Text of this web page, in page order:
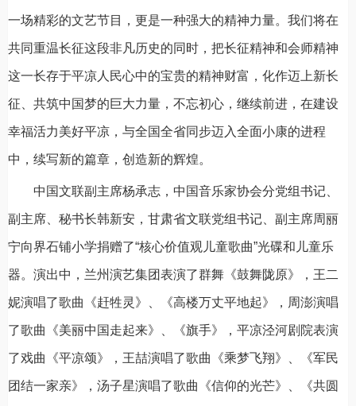
一场精彩的文艺节目，更是一种强大的精神力量。我们将在
共同重温长征这段非凡历史的同时，把长征精神和会师精神
这一长存于平凉人民心中的宝贵的精神财富，化作迈上新长
征、共筑中国梦的巨大力量，不忘初心，继续前进，在建设
幸福活力美好平凉，与全国全省同步迈入全面小康的进程
中，续写新的篇章，创造新的辉煌。
中国文联副主席杨承志，中国音乐家协会分党组书记、
副主席、秘书长韩新安，甘肃省文联党组书记、副主席周丽
宁向界石铺小学捐赠了“核心价值观儿童歌曲”光碟和儿童乐
器。演出中，兰州演艺集团表演了群舞《鼓舞陇原》，王二
妮演唱了歌曲《赶牲灵》、《高楼万丈平地起》，周澎演唱
了歌曲《美丽中国走起来》、《旗手》，平凉泾河剧院表演
了戏曲《平凉颂》，王喆演唱了歌曲《乘梦飞翔》、《军民
团结一家亲》，汤子星演唱了歌曲《信仰的光芒》、《共圆